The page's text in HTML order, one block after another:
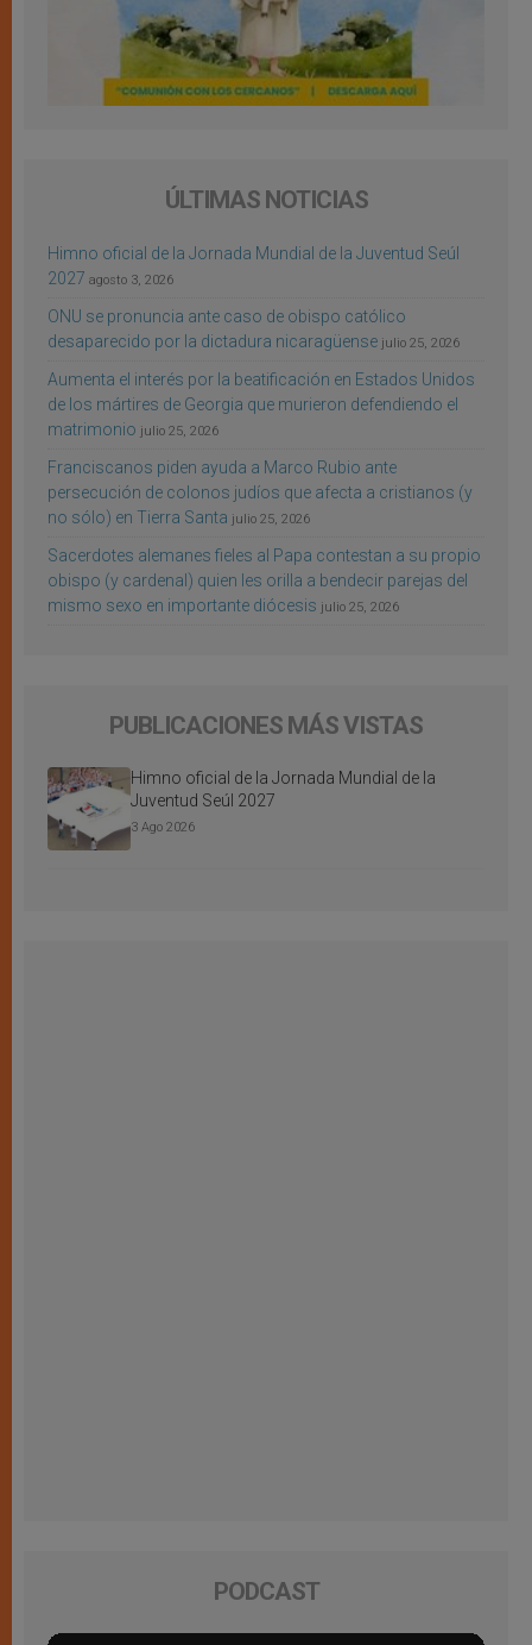
ÚLTIMAS NOTICIAS
Himno oficial de la Jornada Mundial de la Juventud Seúl
2027 agosto 3, 2026
ONU se pronuncia ante caso de obispo católico
desaparecido por la dictadura nicaragüense julio 25, 2026
Aumenta el interés por la beatificación en Estados Unidos
de los mártires de Georgia que murieron defendiendo el
matrimonio julio 25, 2026
Franciscanos piden ayuda a Marco Rubio ante
persecución de colonos judíos que afecta a cristianos (y
no sólo) en Tierra Santa julio 25, 2026
Sacerdotes alemanes fieles al Papa contestan a su propio
obispo (y cardenal) quien les orilla a bendecir parejas del
mismo sexo en importante diócesis julio 25, 2026
PUBLICACIONES MÁS VISTAS
Himno oficial de la Jornada Mundial de la
Juventud Seúl 2027
3 Ago 2026
PODCAST